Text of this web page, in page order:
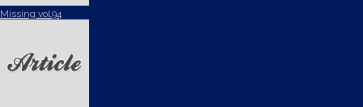
Missing vol.94